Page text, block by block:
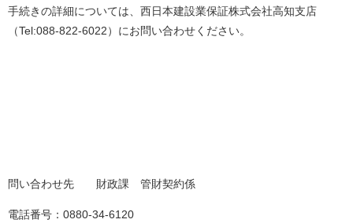
手続きの詳細については、西日本建設業保証株式会社高知支店
（Tel:088-822-6022）にお問い合わせください。
問い合わせ先 財政課 管財契約係
電話番号：0880-34-6120